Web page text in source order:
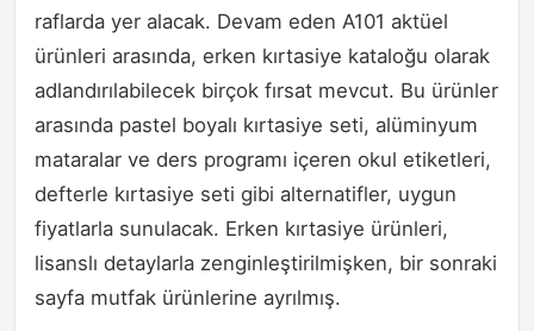
raflarda yer alacak. Devam eden A101 aktüel
ürünleri arasında, erken kırtasiye kataloğu olarak
adlandırılabilecek birçok fırsat mevcut. Bu ürünler
arasında pastel boyalı kırtasiye seti, alüminyum
mataralar ve ders programı içeren okul etiketleri,
defterle kırtasiye seti gibi alternatifler, uygun
fiyatlarla sunulacak. Erken kırtasiye ürünleri,
lisanslı detaylarla zenginleştirilmişken, bir sonraki
sayfa mutfak ürünlerine ayrılmış.